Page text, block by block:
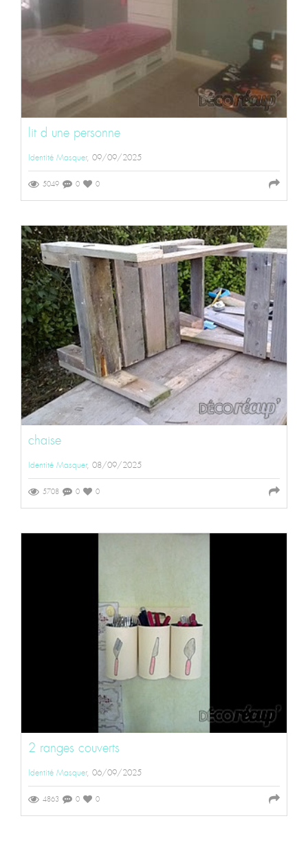
lit d une personne
Identité Masquer, 09/09/2025
5049 0 0
chaise
Identité Masquer, 08/09/2025
5708 0 0
2 ranges couverts
Identité Masquer, 06/09/2025
4863 0 0